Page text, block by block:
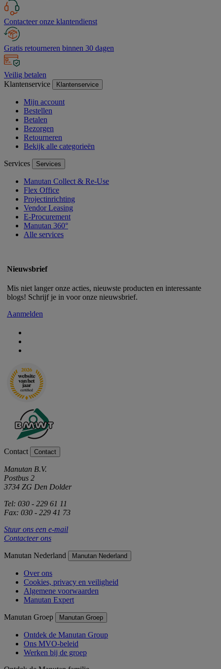
Contacteer onze klantendienst
Gratis retourneren binnen 30 dagen
Veilig betalen
Klantenservice
Klantenservice
Mijn account
Bestellen
Betalen
Bezorgen
Retourneren
Bekijk alle categorieën
Services Services
Manutan Collect & Re-Use
Flex Office
Projectinrichting
Vendor Leasing
E-Procurement
Manutan 360°
Alle services
Nieuwsbrief
Mis niet langer onze acties, nieuwste producten en interessante
blogs! Schrijf je in voor onze nieuwsbrief.
Aanmelden
Contact Contact
Manutan B.V.
Postbus 2
3734 ZG Den Dolder
Tel: 030 - 229 61 11
Fax: 030 - 229 41 73
Stuur ons een e-mail
Contacteer ons
Manutan Nederland Manutan Nederland
Over ons
Cookies, privacy en veiligheid
Algemene voorwaarden
Manutan Expert
Manutan Groep Manutan Groep
Ontdek de Manutan Group
Ons MVO-beleid
Werken bij de groep